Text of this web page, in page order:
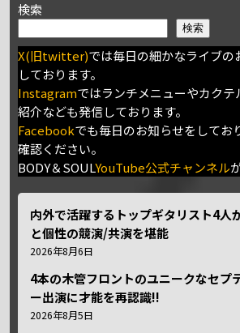
検索
検索
X(旧twitter)では毎日の細かなライブの
しております。
Instagramではランチメニューやカク
紹介なども発信しております。
Facebookでも毎日のお知らせをしてお
確認ください。
BODY＆SOULYouTube公式チャンネル
内外で活躍するトップギタリスト4人
と個性の競演/共演を堪能
2026年8月6日
4本の木管フロントのユニークなセプ
ー出演に才能を再認識!!
2026年8月5日